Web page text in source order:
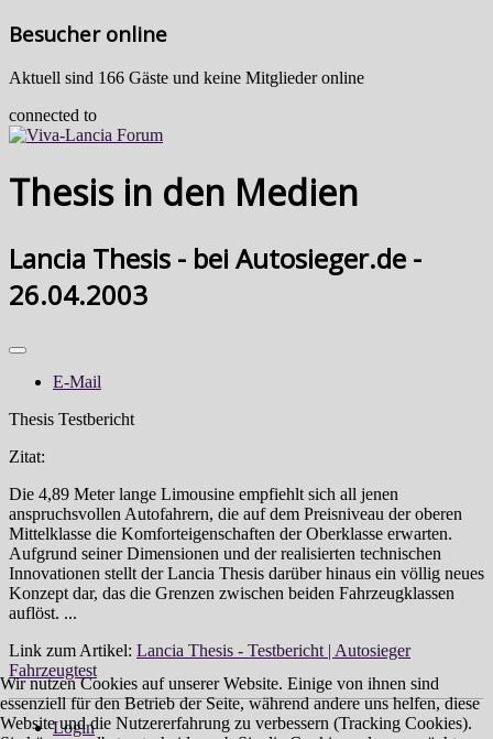
Besucher online
Aktuell sind 166 Gäste und keine Mitglieder online
connected to
Thesis in den Medien
Lancia Thesis - bei Autosieger.de -
26.04.2003
E-Mail
Thesis Testbericht
Zitat:
Die 4,89 Meter lange Limousine empfiehlt sich all jenen
anspruchsvollen Autofahrern, die auf dem Preisniveau der oberen
Mittelklasse die Komforteigenschaften der Oberklasse erwarten.
Aufgrund seiner Dimensionen und der realisierten technischen
Innovationen stellt der Lancia Thesis darüber hinaus ein völlig neues
Konzept dar, das die Grenzen zwischen beiden Fahrzeugklassen
auflöst. ...
Link zum Artikel: Lancia Thesis - Testbericht | Autosieger
Fahrzeugtest
Login
Wir nutzen Cookies auf unserer Website. Einige von ihnen sind
essenziell für den Betrieb der Seite, während andere uns helfen, diese
Website und die Nutzererfahrung zu verbessern (Tracking Cookies).